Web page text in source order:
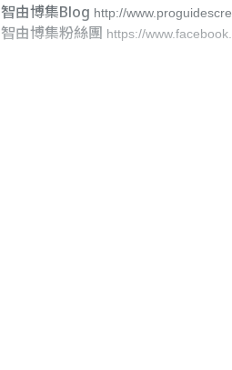
智由博集Blog http://
智由博集粉絲團 https://